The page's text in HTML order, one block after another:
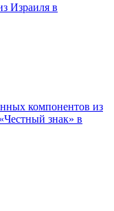
Израиля в
компонентов из
знак» в